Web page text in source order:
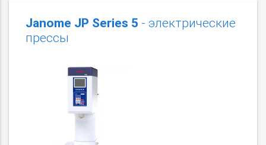
Janome JP Series 5 - электрические
прессы